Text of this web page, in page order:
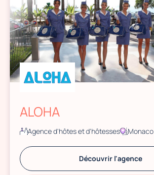
ALOHA
Agence d'hôtes et d'hôtesses Monaco
Découvrir l'agence